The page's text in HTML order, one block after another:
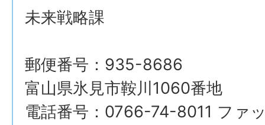
未来戦略課
郵便番号：935-8686
富山県氷見市鞍川1060番地
電話番号：0766-74-8011 ファ